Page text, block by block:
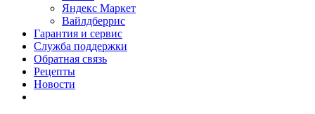
Яндекс Маркет
Вайлдберрис
Гарантия и сервис
Служба поддержки
Обратная связь
Рецепты
Новости